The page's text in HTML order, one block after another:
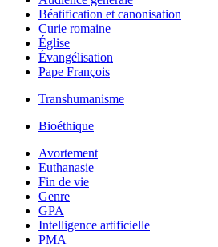
Béatification et canonisation
Curie romaine
Église
Évangélisation
Pape François
Transhumanisme
Bioéthique
Avortement
Euthanasie
Fin de vie
Genre
GPA
Intelligence artificielle
PMA